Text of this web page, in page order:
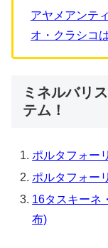
アヤメアンテ
オ・クラシコ
ミネルバリ
テム！
ポルタフォー
ポルタフォー
16タスキーネ
布)